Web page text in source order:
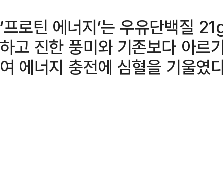
‘프로틴 에너지’는 우유단백질
하고 진한 풍미와 기존보다 아
여 에너지 충전에 심혈을 기울였